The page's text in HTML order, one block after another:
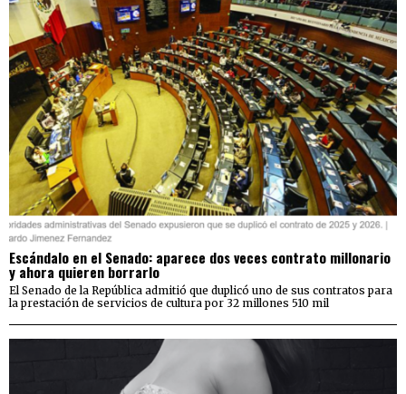
Escándalo en el Senado: aparece dos veces contrato millonario
y ahora quieren borrarlo
El Senado de la República admitió que duplicó uno de sus contratos para
la prestación de servicios de cultura por 32 millones 510 mil